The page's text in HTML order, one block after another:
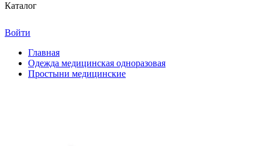
Каталог
Войти
Главная
Одежда медицинская одноразовая
Простыни медицинские